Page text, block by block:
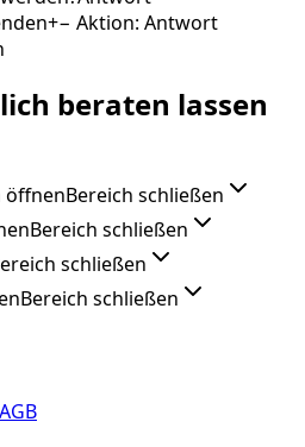
+− Aktion: Antwort
beraten lassen
öffnenBereich schließen
Bereich schließen
schließen
Bereich schließen
AGB